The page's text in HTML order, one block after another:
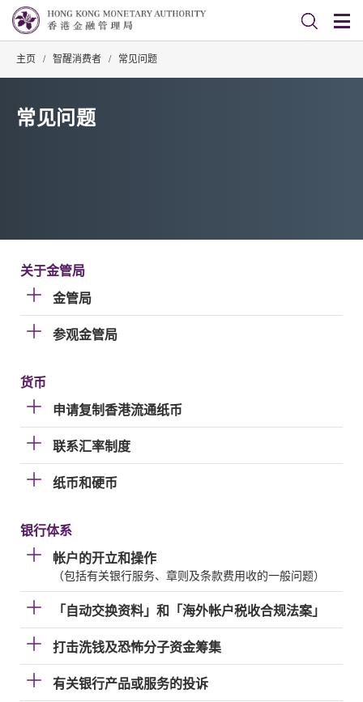
主页 / 智醒消费者 / 常见问题
常见问题
关于金管局
金管局
参观金管局
货币
申请复制香港流通纸币
联系汇率制度
纸币和硬币
银行体系
帐户的开立和操作
（包括有关银行服务、章则及条款费用收的一般问题）
「自动交换资料」和「海外帐户税收合规法案」
打击洗钱及恐怖分子资金筹集
有关银行产品或服务的投诉